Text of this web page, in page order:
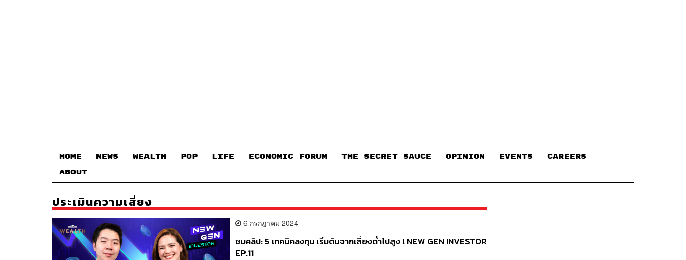
HOME NEWS WEALTH POP LIFE ECONOMIC FORUM THE SECRET SAUCE​ OPINION EVENTS CAREERS
ABOUT
ประเมินความเสี่ยง
6 กรกฎาคม 2024
ชมคลิป: 5 เทคนิคลงทุน เริ่มต้นจากเสี่ยงต่ำไปสูง l NEW GEN INVESTOR
EP.11